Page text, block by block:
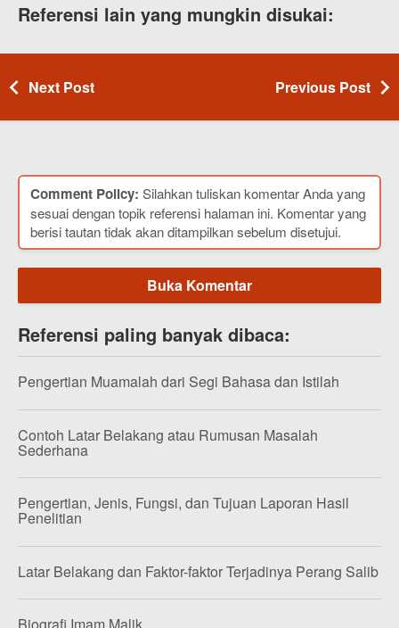
Referensi lain yang mungkin disukai:
Next Post Previous Post
Comment Policy: Silahkan tuliskan komentar Anda yang
sesuai dengan topik referensi halaman ini. Komentar yang
berisi tautan tidak akan ditampilkan sebelum disetujui.
Buka Komentar
Referensi paling banyak dibaca:
Pengertian Muamalah dari Segi Bahasa dan Istilah
Contoh Latar Belakang atau Rumusan Masalah
Sederhana
Pengertian, Jenis, Fungsi, dan Tujuan Laporan Hasil
Penelitian
Latar Belakang dan Faktor-faktor Terjadinya Perang Salib